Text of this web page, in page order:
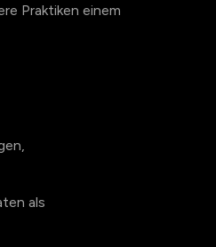
Praktiken einem
als